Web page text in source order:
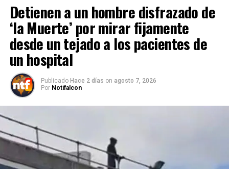
Detienen a un hombre disfrazado de
‘la Muerte’ por mirar fijamente
desde un tejado a los pacientes de
un hospital
Publicado Hace 2 días on agosto 7, 2026
Por Notifalcon